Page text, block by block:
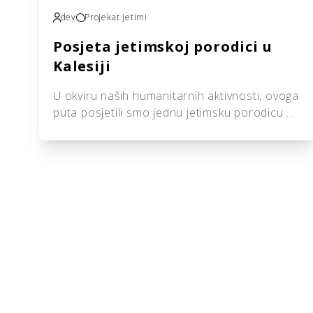
dev Projekat jetimi
Posjeta jetimskoj porodici u
Kalesiji
U okviru naših humanitarnih aktivnosti, ovoga
puta posjetili smo jednu jetimsku porodicu na
hrane i higijenskih potrepština kao vid